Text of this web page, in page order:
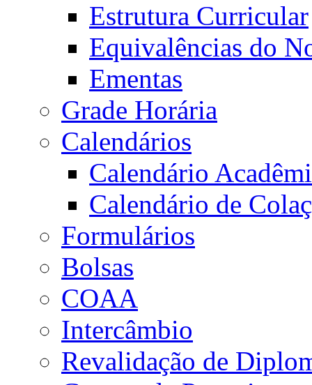
Estrutura Curricular
Equivalências do
Ementas
Grade Horária
Calendários
Calendário
Calendário de
Formulários
Bolsas
COAA
Intercâmbio
Revalidação de